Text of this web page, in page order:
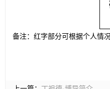
备注：红字部分可根据个人情